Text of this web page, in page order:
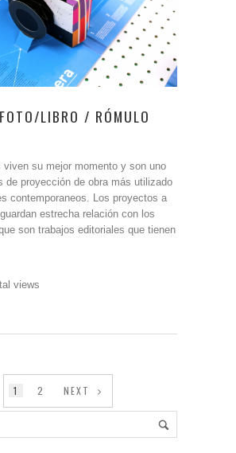
LIBRO / RÓMULO
viven su mejor momento y son uno
de proyección de obra más utilizado
contemporaneos. Los proyectos a
estrecha relación con los
son trabajos editoriales que tienen
views
1 2 NEXT